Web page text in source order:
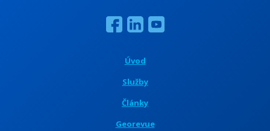
Úvod
Služby
Články
Georevue